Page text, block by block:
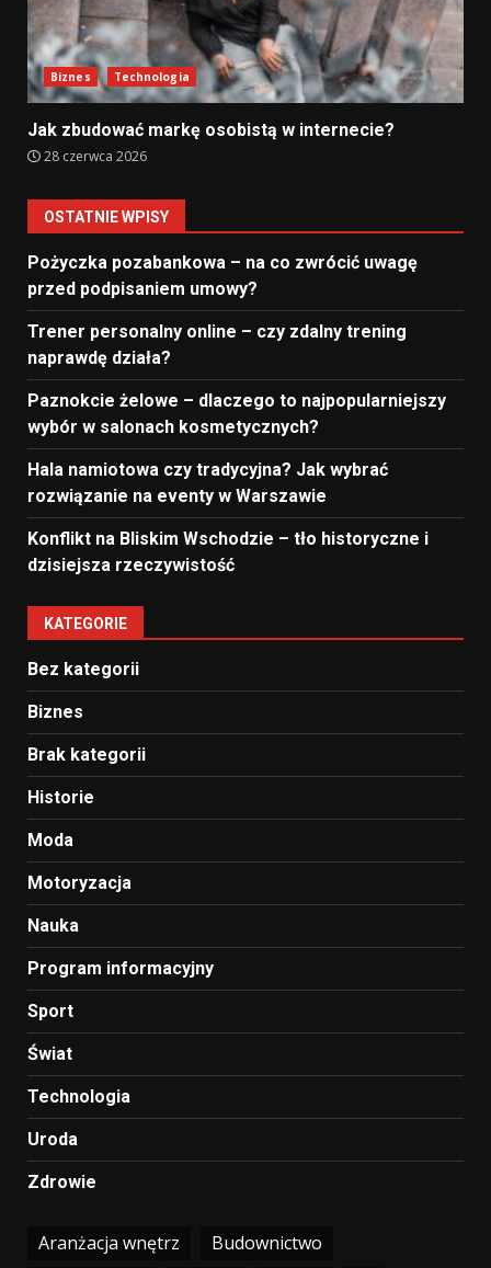
Biznes Technologia
Jak zbudować markę osobistą w internecie?
28 czerwca 2026
OSTATNIE WPISY
Pożyczka pozabankowa – na co zwrócić uwagę
przed podpisaniem umowy?
Trener personalny online – czy zdalny trening
naprawdę działa?
Paznokcie żelowe – dlaczego to najpopularniejszy
wybór w salonach kosmetycznych?
Hala namiotowa czy tradycyjna? Jak wybrać
rozwiązanie na eventy w Warszawie
Konflikt na Bliskim Wschodzie – tło historyczne i
dzisiejsza rzeczywistość
KATEGORIE
Bez kategorii
Biznes
Brak kategorii
Historie
Moda
Motoryzacja
Nauka
Program informacyjny
Sport
Świat
Technologia
Uroda
Zdrowie
Aranżacja wnętrz Budownictwo